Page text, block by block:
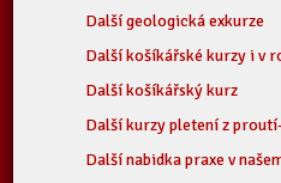
Další geologická exkurze
Další košíkářské kurzy i v
Další košíkářský kurz
Další kurzy pletení z
Další nabidka praxe v